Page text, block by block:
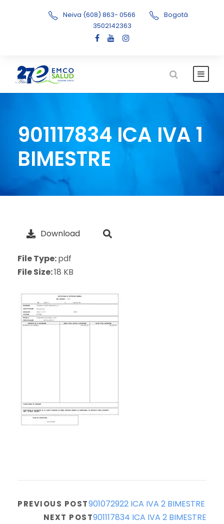
Neiva (608) 863- 0566
Bogotá
3502142363
901117834 ICA IVA 1
BIMESTRE
Download
File Type:pdf
File Size:18 KB
PREVIOUS POST901072922 ICA IVA 2 BIMESTRE
NEXT POST901117834 ICA IVA 2 BIMESTRE